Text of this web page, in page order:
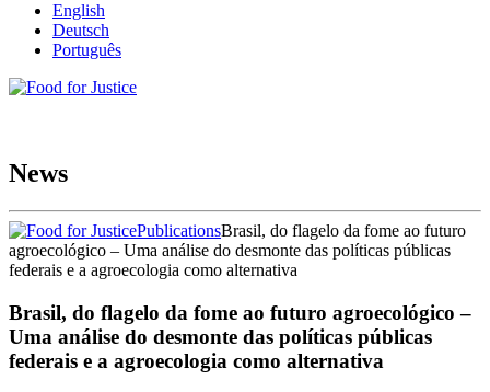
English
Deutsch
Português
News
PublicationsBrasil, do flagelo da fome ao futuro
agroecológico – Uma análise do desmonte das políticas públicas
federais e a agroecologia como alternativa
Brasil, do flagelo da fome ao futuro agroecológico –
Uma análise do desmonte das políticas públicas
federais e a agroecologia como alternativa